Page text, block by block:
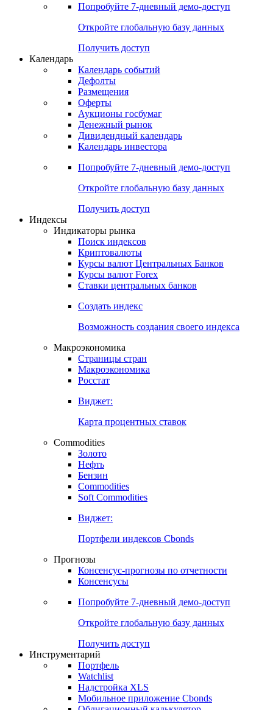
Попробуйте 7-дневный демо-доступ
Откройте глобальную базу данных
Получить доступ
Календарь
Календарь событий
Дефолты
Размещения
Оферты
Аукционы госбумаг
Денежный рынок
Дивидендный календарь
Календарь инвестора
Попробуйте 7-дневный демо-доступ
Откройте глобальную базу данных
Получить доступ
Индексы
Индикаторы рынка
Поиск индексов
Криптовалюты
Курсы валют Центральных Банков
Курсы валют Forex
Ставки центральных банков
Создать индекс
Возможность создания своего индекса
Макроэкономика
Страницы стран
Макроэкономика
Росстат
Виджет:
Карта процентных ставок
Commodities
Золото
Нефть
Бензин
Commodities
Soft Commodities
Виджет:
Портфели индексов Cbonds
Прогнозы
Консенсус-прогнозы по отчетности
Консенсусы
Попробуйте 7-дневный демо-доступ
Откройте глобальную базу данных
Получить доступ
Инструментарий
Портфель
Watchlist
Надстройка XLS
Мобильное приложение Cbonds